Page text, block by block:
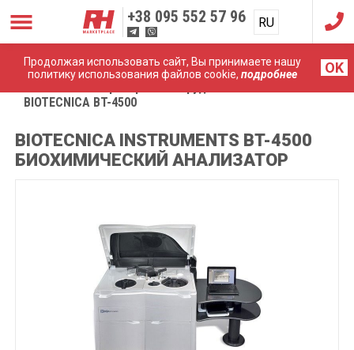
Продолжая использовать сайт, Вы принимаете нашу
политику использования файлов cookie, подробнее OK
+38 095 552 57 96 RU
UA
BIOTECNICA BT-4500
BIOTECNICA INSTRUMENTS BT-4500
БИОХИМИЧЕСКИЙ АНАЛИЗАТОР